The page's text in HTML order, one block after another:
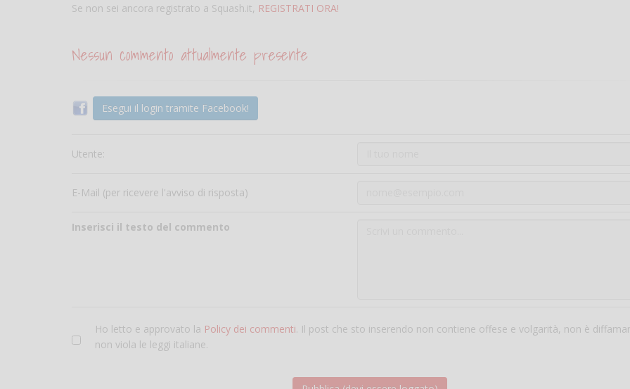
Se non sei ancora registrato a Squash.it, REGISTRATI ORA!
Nessun commento attualmente presente
Esegui il login tramite Facebook!
Utente:
E-Mail (per ricevere l'avviso di risposta)
Inserisci il testo del commento
Ho letto e approvato la Policy dei commenti. Il post che sto inserendo non contiene offese e volgarità, non è
non viola le leggi italiane.